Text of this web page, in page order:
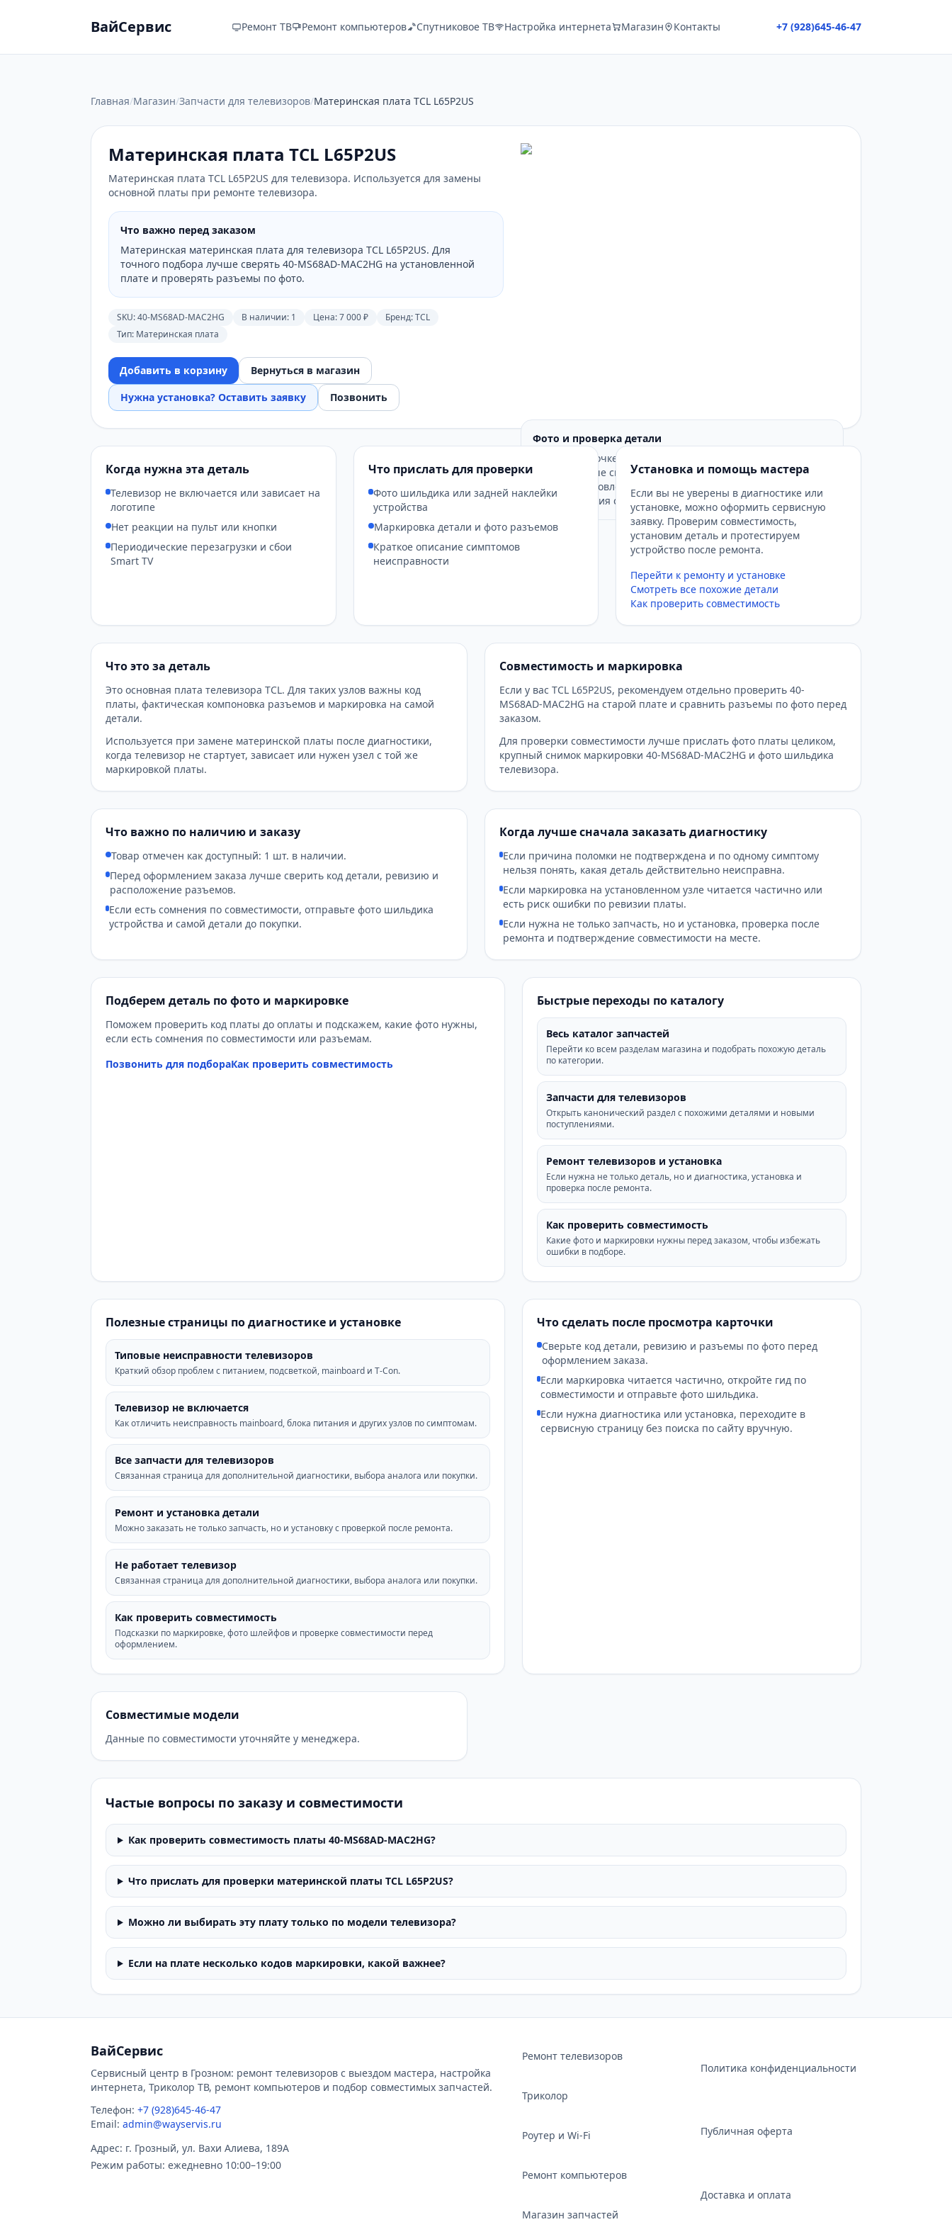
ВайСервис Ремонт ТВ Ремонт компьютеров Спутниковое ТВ Настройка интернета Магазин Контакты +7 (928)645-46-47
Главная/Магазин/Запчасти для телевизоров/Материнская плата TCL L65P2US
Материнская плата TCL L65P2US
Материнская плата TCL L65P2US для телевизора. Используется для замены
основной платы при ремонте телевизора.
Что важно перед заказом
Материнская материнская плата для телевизора TCL L65P2US. Для
точного подбора лучше сверять 40-MS68AD-MAC2HG на установленной
плате и проверять разъемы по фото.
SKU:40-MS68AD-MAC2HG В наличии: 1 Цена:7 000 ₽ Бренд:TCL
Тип: Материнская плата
Добавить в корзину
Вернуться в магазин
Нужна установка? Оставить заявку
Позвонить
Фото и проверка детали
Если на карточке пока нет подробных фото узла, перед
заказом лучше сверить маркировку детали и прислать
снимок установленной платы или шлейфа для
подтверждения совместимости.
Когда нужна эта деталь
Телевизор не включается или зависает на
логотипе
Нет реакции на пульт или кнопки
Периодические перезагрузки и сбои
Smart TV
Что прислать для проверки
Фото шильдика или задней наклейки
устройства
Маркировка детали и фото разъемов
Краткое описание симптомов
неисправности
Установка и помощь мастера
Если вы не уверены в диагностике или
установке, можно оформить сервисную
заявку. Проверим совместимость,
установим деталь и протестируем
устройство после ремонта.
Перейти к ремонту и установке
Смотреть все похожие детали
Как проверить совместимость
Что это за деталь
Это основная плата телевизора TCL. Для таких узлов важны код
платы, фактическая компоновка разъемов и маркировка на самой
детали.
Используется при замене материнской платы после диагностики,
когда телевизор не стартует, зависает или нужен узел с той же
маркировкой платы.
Совместимость и маркировка
Если у вас TCL L65P2US, рекомендуем отдельно проверить 40-
MS68AD-MAC2HG на старой плате и сравнить разъемы по фото перед
заказом.
Для проверки совместимости лучше прислать фото платы целиком,
крупный снимок маркировки 40-MS68AD-MAC2HG и фото шильдика
телевизора.
Что важно по наличию и заказу
Товар отмечен как доступный: 1 шт. в наличии.
Перед оформлением заказа лучше сверить код детали, ревизию и
расположение разъемов.
Если есть сомнения по совместимости, отправьте фото шильдика
устройства и самой детали до покупки.
Когда лучше сначала заказать диагностику
Если причина поломки не подтверждена и по одному симптому
нельзя понять, какая деталь действительно неисправна.
Если маркировка на установленном узле читается частично или
есть риск ошибки по ревизии платы.
Если нужна не только запчасть, но и установка, проверка после
ремонта и подтверждение совместимости на месте.
Подберем деталь по фото и маркировке
Поможем проверить код платы до оплаты и подскажем, какие фото нужны,
если есть сомнения по совместимости или разъемам.
Позвонить для подбораКак проверить совместимость
Быстрые переходы по каталогу
Весь каталог запчастей
Перейти ко всем разделам магазина и подобрать похожую деталь
по категории.
Запчасти для телевизоров
Открыть канонический раздел с похожими деталями и новыми
поступлениями.
Ремонт телевизоров и установка
Если нужна не только деталь, но и диагностика, установка и
проверка после ремонта.
Как проверить совместимость
Какие фото и маркировки нужны перед заказом, чтобы избежать
ошибки в подборе.
Полезные страницы по диагностике и установке
Типовые неисправности телевизоров
Краткий обзор проблем с питанием, подсветкой, mainboard и T-Con.
Телевизор не включается
Как отличить неисправность mainboard, блока питания и других узлов по симптомам.
Все запчасти для телевизоров
Связанная страница для дополнительной диагностики, выбора аналога или покупки.
Ремонт и установка детали
Можно заказать не только запчасть, но и установку с проверкой после ремонта.
Не работает телевизор
Связанная страница для дополнительной диагностики, выбора аналога или покупки.
Как проверить совместимость
Подсказки по маркировке, фото шлейфов и проверке совместимости перед
оформлением.
Что сделать после просмотра карточки
Сверьте код детали, ревизию и разъемы по фото перед
оформлением заказа.
Если маркировка читается частично, откройте гид по
совместимости и отправьте фото шильдика.
Если нужна диагностика или установка, переходите в
сервисную страницу без поиска по сайту вручную.
Совместимые модели
Данные по совместимости уточняйте у менеджера.
Частые вопросы по заказу и совместимости
Как проверить совместимость платы 40-MS68AD-MAC2HG?
Что прислать для проверки материнской платы TCL L65P2US?
Можно ли выбирать эту плату только по модели телевизора?
Если на плате несколько кодов маркировки, какой важнее?
ВайСервис
Сервисный центр в Грозном: ремонт телевизоров с выездом мастера, настройка
интернета, Триколор ТВ, ремонт компьютеров и подбор совместимых запчастей.
Телефон: +7 (928)645-46-47
Email: admin@wayservis.ru
Адрес: г. Грозный, ул. Вахи Алиева, 189А
Режим работы: ежедневно 10:00–19:00
Ремонт телевизоров
Триколор
Роутер и Wi‑Fi
Ремонт компьютеров
Магазин запчастей
Политика конфиденциальности
Публичная оферта
Доставка и оплата